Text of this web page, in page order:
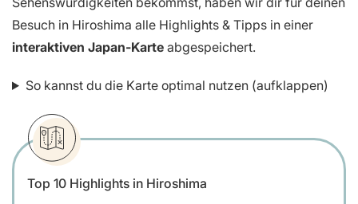
Besuch in Hiroshima alle Highlights & Tipps in einer
interaktiven Japan-Karte abgespeichert.
So kannst du die Karte optimal nutzen (aufklappen)
Top 10 Highlights in Hiroshima